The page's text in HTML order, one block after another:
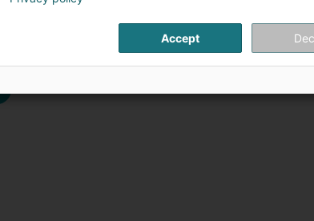
Accept